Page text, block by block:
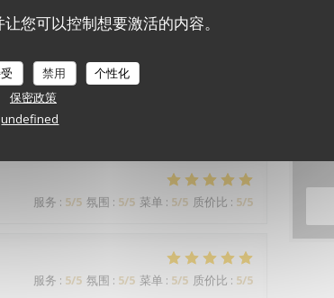
您可以控制想要激活的内容。
禁用
个性化
保密政策
undefined
服务:5/5 氛围:5/5
l'équipe.
服务 : 5/5 氛围 : 5/5 菜单 : 5/5 质价比 : 5/5
服务 : 5/5 氛围 : 5/5 菜单 : 5/5 质价比 : 5/5